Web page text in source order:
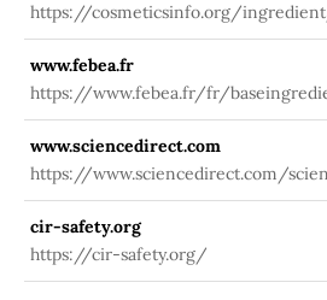
https://cosmeticsinfo.org/
www.febea.fr
https://www.febea.fr/fr/
www.sciencedirect.com
https://www.sciencedirect.com/
019096220130676X
cir-safety.org
https://cir-safety.org/